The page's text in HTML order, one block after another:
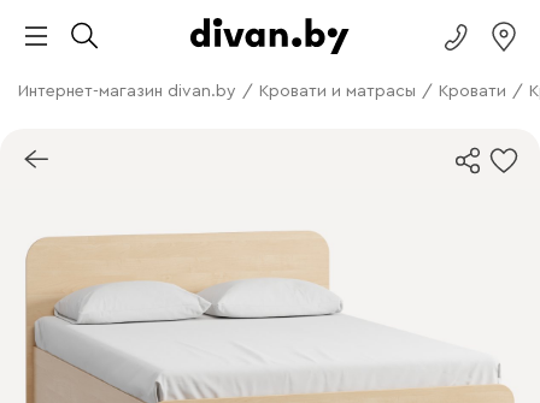
Интернет-магазин divan.by / Кровати и матрасы / Кровати /